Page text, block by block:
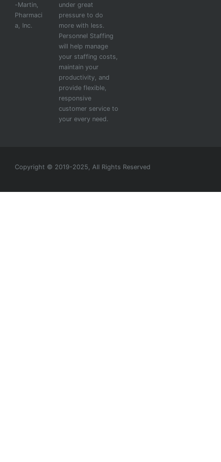
-Martin,
Pharmaci
a, Inc.
under great
pressure to do
more with less.
Personnel Staffing
will help manage
your staffing costs,
maintain your
productivity, and
provide flexible,
responsive
customer service to
your every need.
Copyright © 2019-2025, All Rights Reserved